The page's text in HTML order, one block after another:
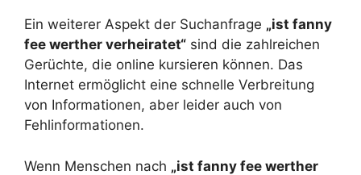
Ein weiterer Aspekt der Suchanfrage „ist fanny
fee werther verheiratet“ sind die zahlreichen
Gerüchte, die online kursieren können. Das
Internet ermöglicht eine schnelle Verbreitung
von Informationen, aber leider auch von
Fehlinformationen.
Wenn Menschen nach „ist fanny fee werther